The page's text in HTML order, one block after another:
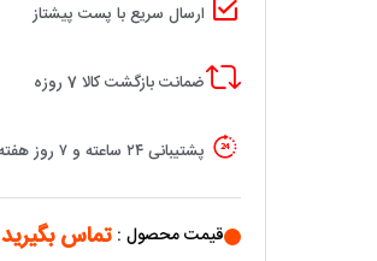
ارسال سریع با پست پیشتاز
ضمانت بازگشت کالا 7 روزه
پشتیبانی ۲۴ ساعته و ۷ روز هفته
قیمت محصول : تماس بگیرید